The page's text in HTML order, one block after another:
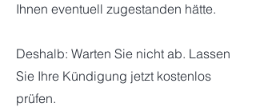
Ihnen eventuell zugestanden hätte.
Deshalb: Warten Sie nicht ab. Lassen
Sie Ihre Kündigung jetzt kostenlos
prüfen.